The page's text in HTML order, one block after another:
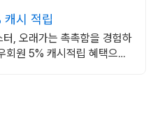
시 적립
, 오래가는 촉촉함을 경험하
회원 5% 캐시적립 혜택으로